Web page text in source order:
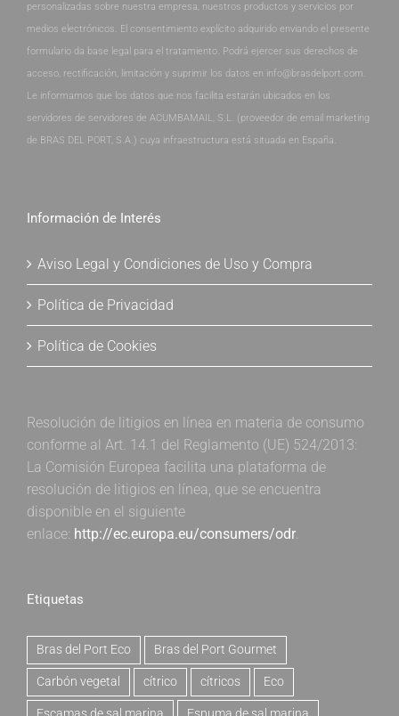
personalizadas sobre nuestra empresa, nuestros productos y servicios por
medios electrónicos. El consentimiento explícito adquirido enviando el presente
formulario da base legal para el tratamiento. Podrá ejercer sus derechos de
acceso, rectificación, limitación y suprimir los datos en info@brasdelport.com.
Le informamos que los datos que nos facilita estarán ubicados en los
servidores de servidores de ACUMBAMAIL, S.L. (proveedor de email marketing
de BRAS DEL PORT, S.A.) cuya infraestructura está situada en España.
Información de Interés
Aviso Legal y Condiciones de Uso y Compra
Política de Privacidad
Política de Cookies
Resolución de litigios en línea en materia de consumo
conforme al Art. 14.1 del Reglamento (UE) 524/2013:
La Comisión Europea facilita una plataforma de
resolución de litigios en línea, que se encuentra
disponible en el siguiente
enlace: http://ec.europa.eu/consumers/odr.
Etiquetas
Bras del Port Eco Bras del Port Gourmet
Carbón vegetal cítrico cítricos Eco